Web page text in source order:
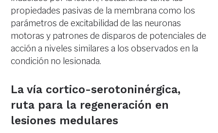
propiedades pasivas de la membrana como los
parámetros de excitabilidad de las neuronas
motoras y patrones de disparos de potenciales de
acción a niveles similares a los observados en la
condición no lesionada.
La vía cortico-serotoninérgica,
ruta para la regeneración en
lesiones medulares